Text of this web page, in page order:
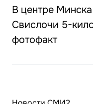
В центре
Свислочи 5-
фотофакт